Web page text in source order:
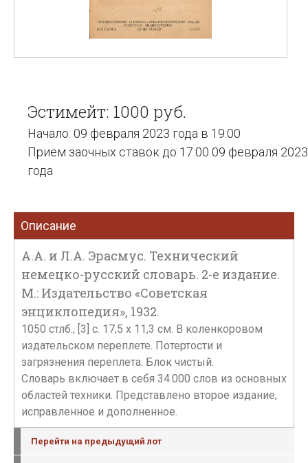
Эстимейт: 1000 руб.
Начало: 09 февраля 2023 года в 19:00
Прием заочных ставок до 17:00 09 февраля 2023
года
Описание
А.А. и Л.А. Эрасмус. Технический
немецко-русский словарь. 2-е издание.
М.: Издательство «Советская
энциклопедия», 1932.
1050 стлб., [3] с. 17,5 х 11,3 см. В коленкоровом
издательском переплете. Потертости и
загрязнения переплета. Блок чистый.
Словарь включает в себя 34.000 слов из основных
областей техники. Представлено второе издание,
исправленное и дополненное.
Перейти на предыдущий лот